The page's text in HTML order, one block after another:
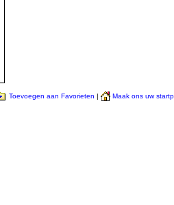
Toevoegen aan Favorieten | Maak ons uw